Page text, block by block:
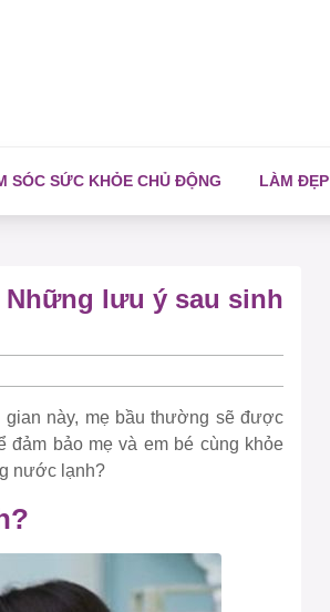
SÓC SỨC KHỎE CHỦ ĐỘNG LÀM ĐẸP
lưu ý sau sinh
gian này, mẹ bầu thường sẽ được
đảm bảo mẹ và em bé cùng khỏe
nước lạnh?